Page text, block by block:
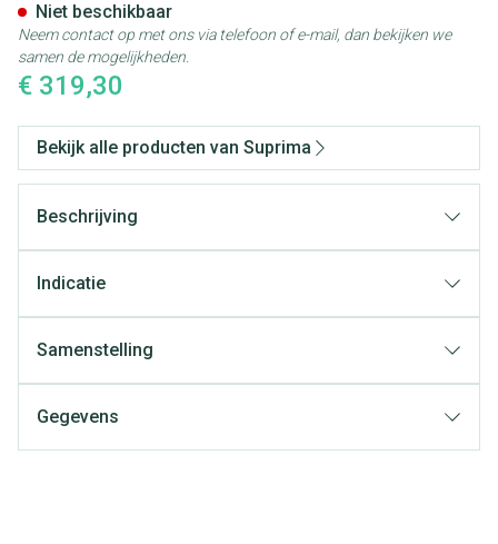
€ 319,30
Niet beschikbaar
Neem contact op met ons via telefoon of e-mail, dan bekijken we
samen de mogelijkheden.
Bekijk alle producten van Suprima
Beschrijving
Indicatie
Samenstelling
Gegevens